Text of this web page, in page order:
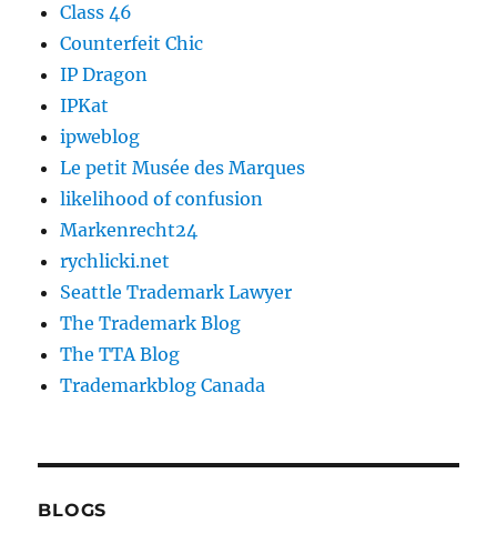
Class 46
Counterfeit Chic
IP Dragon
IPKat
ipweblog
Le petit Musée des Marques
likelihood of confusion
Markenrecht24
rychlicki.net
Seattle Trademark Lawyer
The Trademark Blog
The TTA Blog
Trademarkblog Canada
BLOGS